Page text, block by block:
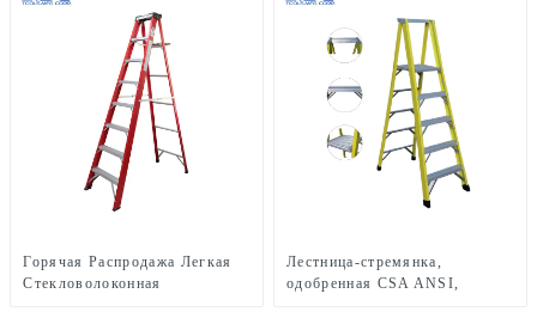
Горячая Распродажа Легкая
Стекловолоконная
Лестница-стремянка,
одобренная CSA ANSI,